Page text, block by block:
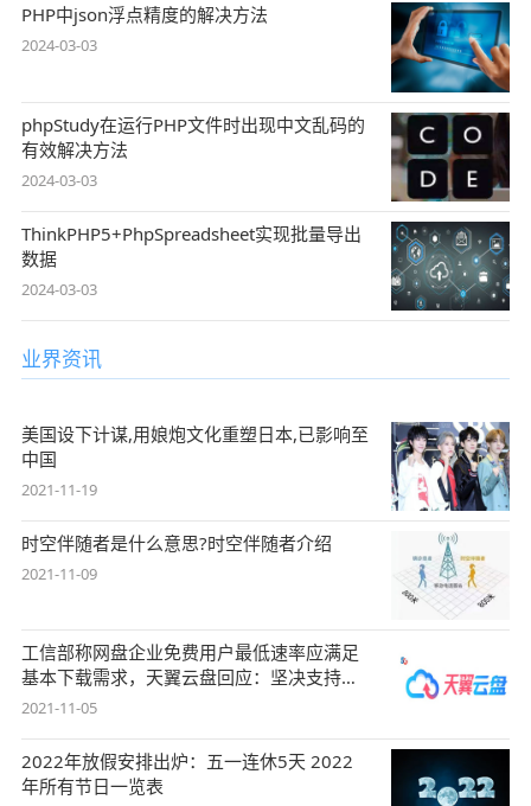
PHP中json浮点精度的解决方法
2024-03-03
phpStudy在运行PHP文件时出现中文乱码的
有效解决方法
2024-03-03
ThinkPHP5+PhpSpreadsheet实现批量导出
数据
2024-03-03
业界资讯
美国设下计谋,用娘炮文化重塑日本,已影响至
中国
2021-11-19
时空伴随者是什么意思?时空伴随者介绍
2021-11-09
工信部称网盘企业免费用户最低速率应满足
基本下载需求，天翼云盘回应：坚决支持，
始终
2021-11-05
2022年放假安排出炉：五一连休5天 2022
年所有节日一览表